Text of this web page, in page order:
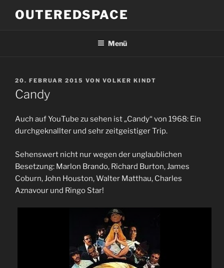
InhaltOUTEREDSPACE
Menü
VERÖFFENTLICHT
AM
20. FEBRUAR 2015 VON VOLKER KINDT
Candy
Auch auf YouTube zu sehen ist „Candy“ von 1968: Ein
durchgeknallter und sehr zeitgeistiger Trip.
Sehenswert nicht nur wegen der unglaublichen
Besetzung: Marlon Brando, Richard Burton, James
Coburn, John Houston, Walter Matthau, Charles
Aznavour und Ringo Star!